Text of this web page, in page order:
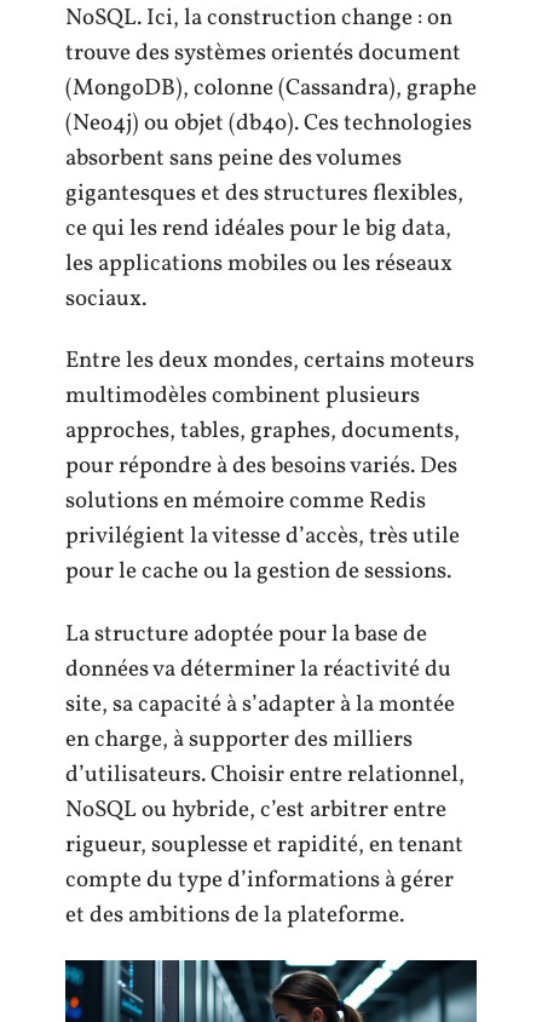
NoSQL. Ici, la construction change : on
trouve des systèmes orientés document
(MongoDB), colonne (Cassandra), graphe
(Neo4j) ou objet (db4o). Ces technologies
absorbent sans peine des volumes
gigantesques et des structures flexibles,
ce qui les rend idéales pour le big data,
les applications mobiles ou les réseaux
sociaux.
Entre les deux mondes, certains moteurs
multimodèles combinent plusieurs
approches, tables, graphes, documents,
pour répondre à des besoins variés. Des
solutions en mémoire comme Redis
privilégient la vitesse d’accès, très utile
pour le cache ou la gestion de sessions.
La structure adoptée pour la base de
données va déterminer la réactivité du
site, sa capacité à s’adapter à la montée
en charge, à supporter des milliers
d’utilisateurs. Choisir entre relationnel,
NoSQL ou hybride, c’est arbitrer entre
rigueur, souplesse et rapidité, en tenant
compte du type d’informations à gérer
et des ambitions de la plateforme.